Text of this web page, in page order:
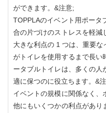
ができます。&注意;
TOPPLAのイベント用ポータ
合の片づけのストレスを軽減
大きな利点の 1 つは、重要な
がトイレを使用するまで長い
ータブルトイレは、多くの
適に保つのに役立ちます。&
イベントの規模に関係なく、
他にもいくつかの利点があり